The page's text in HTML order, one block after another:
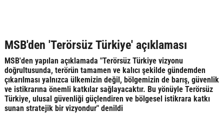
MSB'den 'Terörsüz Türkiye' açıklaması
MSB'den yapılan açıklamada "Terörsüz Türkiye vizyonu
doğrultusunda, terörün tamamen ve kalıcı şekilde gündemden
çıkarılması yalnızca ülkemizin değil, bölgemizin de barış, güvenlik
ve istikrarına önemli katkılar sağlayacaktır. Bu yönüyle Terörsüz
Türkiye, ulusal güvenliği güçlendiren ve bölgesel istikrara katkı
sunan stratejik bir vizyondur" denildi